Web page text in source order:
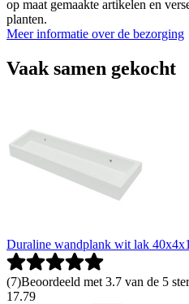
op maat gemaakte artikelen en
planten.
Meer informatie over de bezorging
Vaak samen gekocht
Duraline wandplank wit lak
(7)Beoordeeld met 3.7 van de 5
17.79